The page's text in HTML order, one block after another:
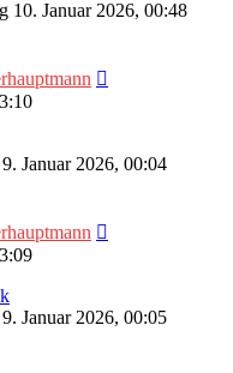
10. Januar 2026, 00:48
Januar 2026, 00:04
Januar 2026, 00:05